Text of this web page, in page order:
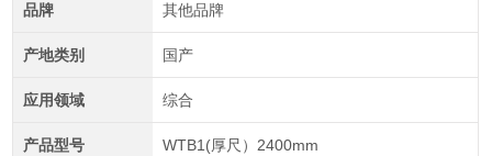
品牌 其他品牌
产地类别 国产
应用领域 综合
产品型号 WTB1(厚尺）2400mm